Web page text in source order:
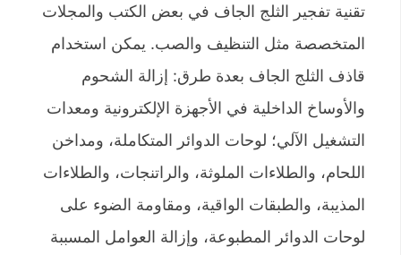
تقنية تفجير الثلج الجاف في بعض الكتب والمجلات
المتخصصة مثل التنظيف والصب. يمكن استخدام
قاذف الثلج الجاف بعدة طرق: إزالة الشحوم
والأوساخ الداخلية في الأجهزة الإلكترونية ومعدات
التشغيل الآلي؛ لوحات الدوائر المتكاملة، ومداخن
اللحام، والطلاءات الملوثة، والراتنجات، والطلاءات
المذيبة، والطبقات الواقية، ومقاومة الضوء على
لوحات الدوائر المطبوعة، وإزالة العوامل المسببة